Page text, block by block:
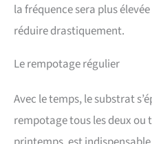
la fréquence sera plus
réduire drastiquement.
Le rempotage régulier
Avec le temps, le substrat
rempotage tous les deux ou